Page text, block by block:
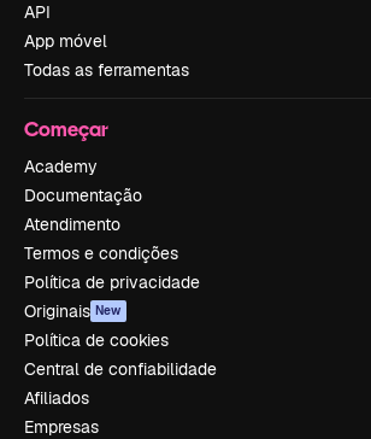
API
App móvel
Todas as ferramentas
Começar
Academy
Documentação
Atendimento
Termos e condições
Política de privacidade
Originais New
Política de cookies
Central de confiabilidade
Afiliados
Empresas